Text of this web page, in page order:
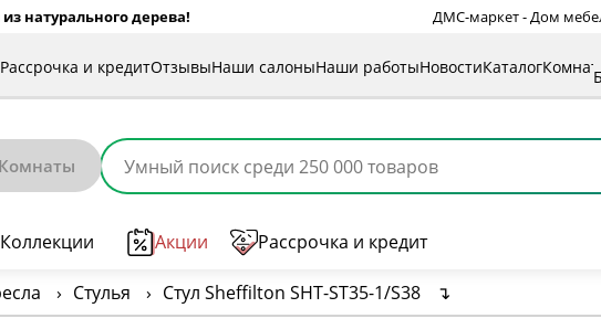
натурального дерева! ДМС-маркет - Дом
Рассрочка и кредитОтзывыНаши салоныНаши работыНовостиКаталог
Комнаты
Коллекции Акции Рассрочка и кредит
› Стулья › Стул Sheffilton SHT-ST35-1/S38 ↴